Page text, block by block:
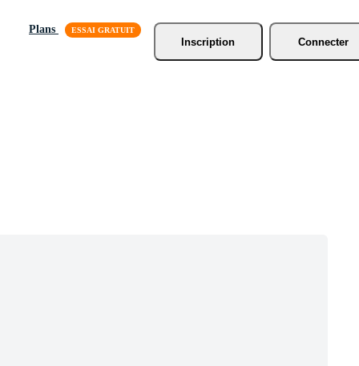
Plans
Inscription
Connecter